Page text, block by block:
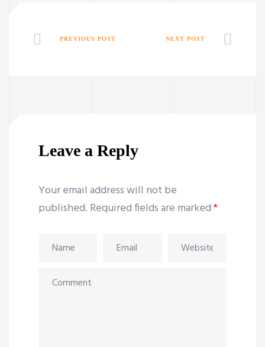
PREVIOUS POST NEXT POST
Leave a Reply
Your email address will not be
published. Required fields are marked*